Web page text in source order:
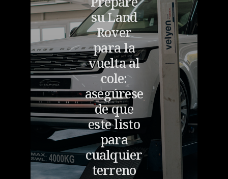
su Land
Rover
para la
vuelta al
cole:
asegúrese
de que
este listo
para
cualquier
terreno